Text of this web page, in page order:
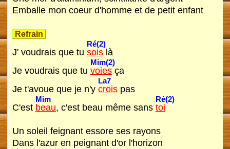
Emballe mon coeur d'homme et de petit enfant
Refrain
J' voudrais que tu
Ré(2)
soislà
Je voudrais que tu
Mim(2)
voiesça
Je t'avoue que je n'y
La7
croispas
C'est
Mim
beau, c'est beau même sans
Ré(2)
toi
Un soleil feignant essore ses rayons
Dans l'azur en peignant d'or l'horizon